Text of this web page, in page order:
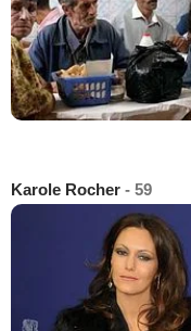
Karole Rocher - 59